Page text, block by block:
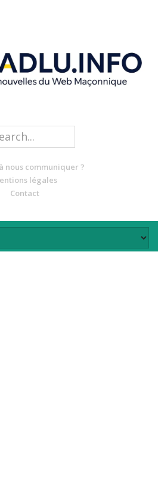
nous communiquer ?
légales
Contact